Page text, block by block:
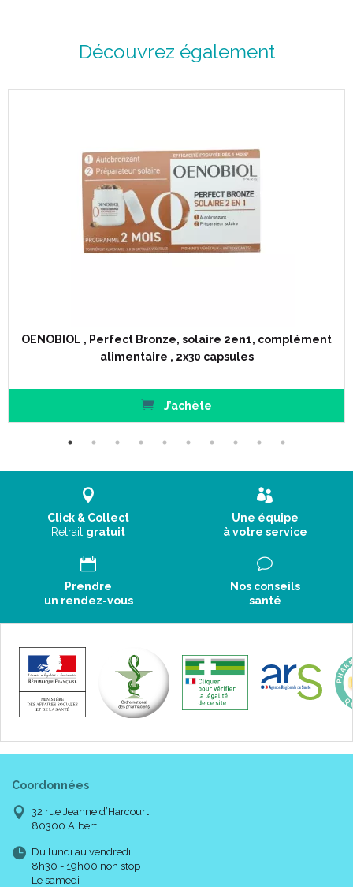
Découvrez également
OENOBIOL , Perfect Bronze, solaire 2en1, complément
alimentaire , 2x30 capsules
J’achète
Click & Collect
Retrait gratuit
Une équipe
à votre service
Prendre
un rendez-vous
Nos conseils
santé
Coordonnées
32 rue Jeanne d’Harcourt
80300 Albert
Du lundi au vendredi
8h30 - 19h00 non stop
Le samedi